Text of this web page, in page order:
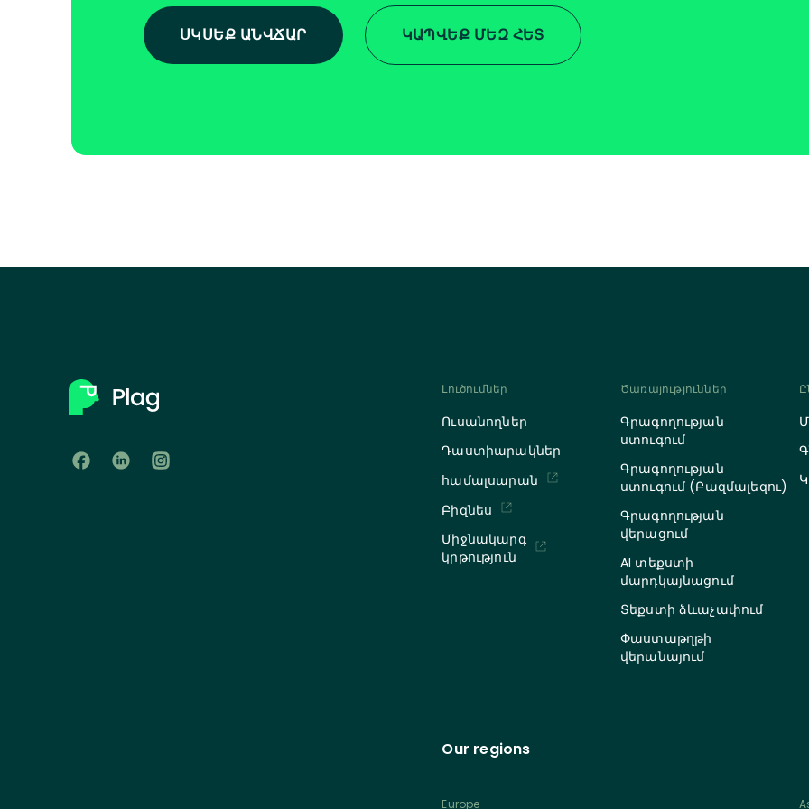
ՍԿՍԵՔ ԱՆՎՃԱՐ ԿԱՊՎԵՔ ՄԵԶ ՀԵՏ
Լուծումներ
Ուսանողներ
Դաստիարակներ
համալսարան
Բիզնես
Միջնակարգ
կրթություն
Ծառայություններ
Գրագողության
ստուգում
Գրագողության
ստուգում (Բազմալեզու)
Գրագողության
վերացում
AI տեքստի
մարդկայնացում
Տեքստի ձևաչափում
Փաստաթղթի
վերանայում
Our regions
Europe